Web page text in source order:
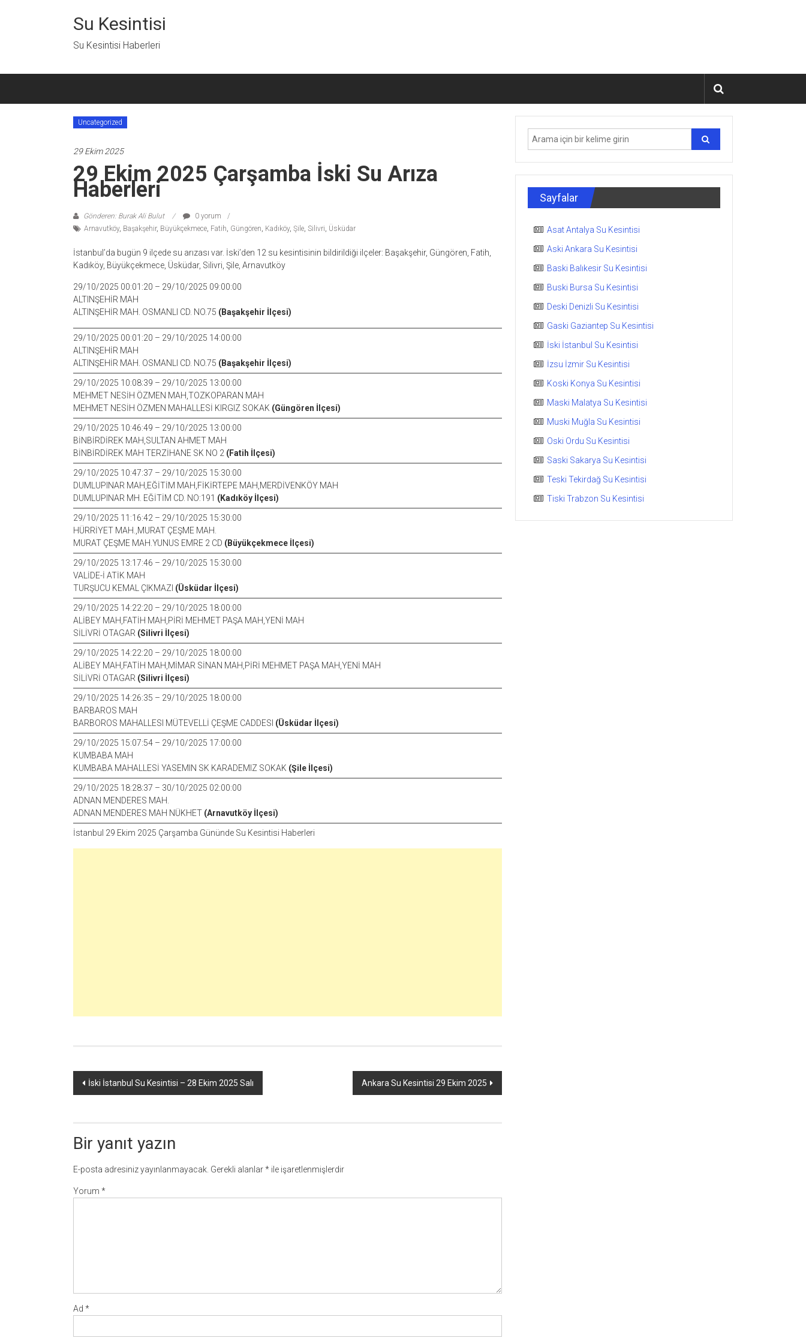
Su Kesintisi
Su Kesintisi Haberleri
Uncategorized
29 Ekim 2025
29 Ekim 2025 Çarşamba İski Su Arıza
Haberleri
Gönderen: Burak Ali Bulut
0 yorum
Arnavutköy, Başakşehir, Büyükçekmece, Fatih, Güngören, Kadıköy, Şile, Silivri, Üsküdar
İstanbul’da bugün 9 ilçede su arızası var. İski’den 12 su kesintisinin bildirildiği ilçeler: Başakşehir, Güngören, Fatih,
Kadıköy, Büyükçekmece, Üsküdar, Silivri, Şile, Arnavutköy
29/10/2025 00:01:20 – 29/10/2025 09:00:00
ALTINŞEHİR MAH
ALTINŞEHİR MAH. OSMANLI CD. NO.75 (Başakşehir İlçesi)
29/10/2025 00:01:20 – 29/10/2025 14:00:00
ALTINŞEHİR MAH
ALTINŞEHİR MAH. OSMANLI CD. NO.75 (Başakşehir İlçesi)
29/10/2025 10:08:39 – 29/10/2025 13:00:00
MEHMET NESİH ÖZMEN MAH,TOZKOPARAN MAH
MEHMET NESİH ÖZMEN MAHALLESİ KIRGIZ SOKAK (Güngören İlçesi)
29/10/2025 10:46:49 – 29/10/2025 13:00:00
BİNBİRDİREK MAH,SULTAN AHMET MAH
BİNBİRDİREK MAH TERZİHANE SK NO 2 (Fatih İlçesi)
29/10/2025 10:47:37 – 29/10/2025 15:30:00
DUMLUPINAR MAH,EĞİTİM MAH,FİKİRTEPE MAH,MERDİVENKÖY MAH
DUMLUPINAR MH. EĞİTİM CD. NO:191 (Kadıköy İlçesi)
29/10/2025 11:16:42 – 29/10/2025 15:30:00
HÜRRİYET MAH.,MURAT ÇEŞME MAH.
MURAT ÇEŞME MAH.YUNUS EMRE 2 CD (Büyükçekmece İlçesi)
29/10/2025 13:17:46 – 29/10/2025 15:30:00
VALİDE-İ ATİK MAH
TURŞUCU KEMAL ÇIKMAZI (Üsküdar İlçesi)
29/10/2025 14:22:20 – 29/10/2025 18:00:00
ALİBEY MAH,FATİH MAH,PİRİ MEHMET PAŞA MAH,YENİ MAH
SİLİVRİ OTAGAR (Silivri İlçesi)
29/10/2025 14:22:20 – 29/10/2025 18:00:00
ALİBEY MAH,FATİH MAH,MİMAR SİNAN MAH,PİRİ MEHMET PAŞA MAH,YENİ MAH
SİLİVRİ OTAGAR (Silivri İlçesi)
29/10/2025 14:26:35 – 29/10/2025 18:00:00
BARBAROS MAH
BARBOROS MAHALLESI MÜTEVELLİ ÇEŞME CADDESI (Üsküdar İlçesi)
29/10/2025 15:07:54 – 29/10/2025 17:00:00
KUMBABA MAH
KUMBABA MAHALLESİ YASEMIN SK KARADEMIZ SOKAK (Şile İlçesi)
29/10/2025 18:28:37 – 30/10/2025 02:00:00
ADNAN MENDERES MAH.
ADNAN MENDERES MAH NÜKHET (Arnavutköy İlçesi)
İstanbul 29 Ekim 2025 Çarşamba Gününde Su Kesintisi Haberleri
Yazı
İski İstanbul Su Kesintisi – 28 Ekim 2025 Salı Ankara Su Kesintisi 29 Ekim 2025
Bir yanıt yazın
E-posta adresiniz yayınlanmayacak. Gerekli alanlar* ile işaretlenmişlerdir
Yorum *
Ad *
Sayfalar
Asat Antalya Su Kesintisi
Aski Ankara Su Kesintisi
Baski Balıkesir Su Kesintisi
Buski Bursa Su Kesintisi
Deski Denizli Su Kesintisi
Gaski Gaziantep Su Kesintisi
İski İstanbul Su Kesintisi
İzsu İzmir Su Kesintisi
Koski Konya Su Kesintisi
Maski Malatya Su Kesintisi
Muski Muğla Su Kesintisi
Oski Ordu Su Kesintisi
Saski Sakarya Su Kesintisi
Teski Tekirdağ Su Kesintisi
Tiski Trabzon Su Kesintisi